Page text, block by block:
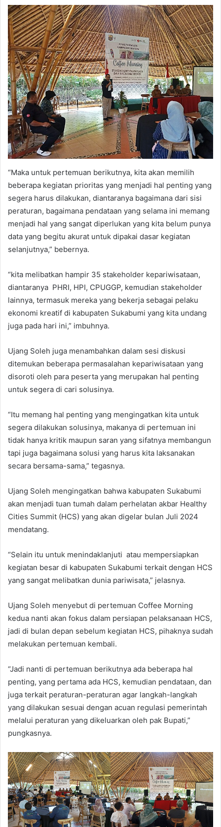
“Maka untuk pertemuan berikutnya, kita akan memilih
beberapa kegiatan prioritas yang menjadi hal penting yang
segera harus dilakukan, diantaranya bagaimana dari sisi
peraturan, bagaimana pendataan yang selama ini memang
menjadi hal yang sangat diperlukan yang kita belum punya
data yang begitu akurat untuk dipakai dasar kegiatan
selanjutnya,” bebernya.
“kita melibatkan hampir 35 stakeholder kepariwisataan,
diantaranya PHRI, HPI, CPUGGP, kemudian stakeholder
lainnya, termasuk mereka yang bekerja sebagai pelaku
ekonomi kreatif di kabupaten Sukabumi yang kita undang
juga pada hari ini,” imbuhnya.
Ujang Soleh juga menambahkan dalam sesi diskusi
ditemukan beberapa permasalahan kepariwisataan yang
disoroti oleh para peserta yang merupakan hal penting
untuk segera di cari solusinya.
“Itu memang hal penting yang mengingatkan kita untuk
segera dilakukan solusinya, makanya di pertemuan ini
tidak hanya kritik maupun saran yang sifatnya membangun
tapi juga bagaimana solusi yang harus kita laksanakan
secara bersama-sama,” tegasnya.
Ujang Soleh mengingatkan bahwa kabupaten Sukabumi
akan menjadi tuan tumah dalam perhelatan akbar Healthy
Cities Summit (HCS) yang akan digelar bulan Juli 2024
mendatang.
“Selain itu untuk menindaklanjuti atau mempersiapkan
kegiatan besar di kabupaten Sukabumi terkait dengan HCS
yang sangat melibatkan dunia pariwisata,” jelasnya.
Ujang Soleh menyebut di pertemuan Coffee Morning
kedua nanti akan fokus dalam persiapan pelaksanaan HCS,
jadi di bulan depan sebelum kegiatan HCS, pihaknya sudah
melakukan pertemuan kembali.
“Jadi nanti di pertemuan berikutnya ada beberapa hal
penting, yang pertama ada HCS, kemudian pendataan, dan
juga terkait peraturan-peraturan agar langkah-langkah
yang dilakukan sesuai dengan acuan regulasi pemerintah
melalui peraturan yang dikeluarkan oleh pak Bupati,”
pungkasnya.